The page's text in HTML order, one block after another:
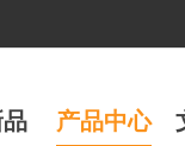
产品中心